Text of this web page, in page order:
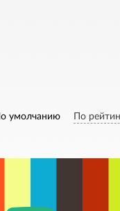
умолчанию По